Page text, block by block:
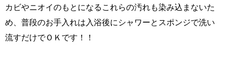
カビやニオイのもとになるこれらの汚れも染み込まないた
め、普段のお手入れは入浴後にシャワーとスポンジで洗い
流すだけでＯＫです！！